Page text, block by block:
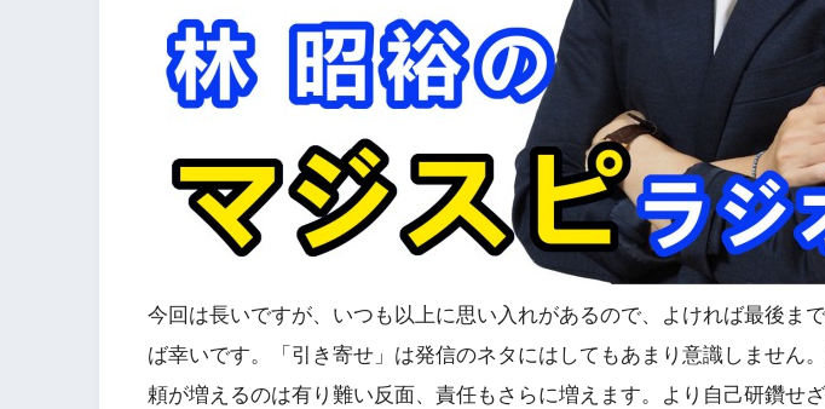
今回は長いですが、いつも以上に思い入れがあるので、よければ最後ま
ば幸いです。「引き寄せ」は発信のネタにはしてもあまり意識しません
頼が増えるのは有り難い反面、責任もさらに増えます。より自己研鑽せ